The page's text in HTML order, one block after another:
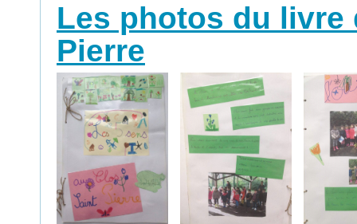
Les photos du livre
Pierre